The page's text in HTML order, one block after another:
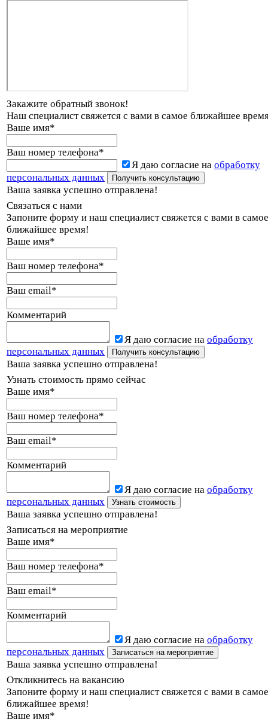
Закажите обратный звонок!
Наш специалист свяжется с вами в самое ближайшее
Ваше имя*
Ваш номер телефона*
Я даю согласие на обработку
персональных данных
Ваша заявка успешно отправлена!
Связаться с нами
Запоните форму и наш специалист свяжется с вами в самое
ближайшее время!
Ваше имя*
Ваш номер телефона*
Ваш email*
Комментарий
Я даю согласие на обработку
персональных данных
Ваша заявка успешно отправлена!
Узнать стоимость прямо сейчас
Ваше имя*
Ваш номер телефона*
Ваш email*
Комментарий
Я даю согласие на обработку
персональных данных
Ваша заявка успешно отправлена!
Записаться на мероприятие
Ваше имя*
Ваш номер телефона*
Ваш email*
Комментарий
Я даю согласие на обработку
персональных данных
Ваша заявка успешно отправлена!
Откликнитесь на вакансию
Запоните форму и наш специалист свяжется с вами в самое
ближайшее время!
Ваше имя*